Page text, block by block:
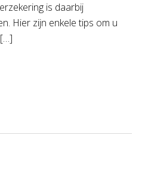
is daarbij
Hier zijn enkele tips om u